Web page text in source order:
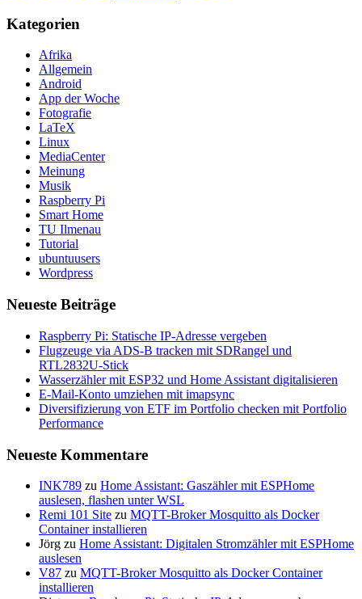
Kategorien
Afrika
Allgemein
Android
App der Woche
Fotografie
LaTeX
Linux
MediaCenter
Meinung
Musik
Raspberry Pi
Smart Home
TU Ilmenau
Tutorial
ubuntuusers
Wordpress
Neueste Beiträge
Raspberry Pi: Statische IP-Adresse vergeben
Flugzeuge via ADS-B tracken mit SDRangel und
RTL2832U-Stick
Wasserzähler mit ESP32 und Home Assistant digitalisieren
E-Mail-Konto umziehen mit imapsync
Diversifizierung von ETF im Portfolio checken mit Portfolio
Performance
Neueste Kommentare
INK789 zu Home Assistant: Gaszähler mit ESPHome
auslesen, flashen unter WSL
Remi 101 Site zu MQTT-Broker Mosquitto als Docker
Container installieren
Jörg zu Home Assistant: Digitalen Stromzähler mit ESPHome
auslesen
V87 zu MQTT-Broker Mosquitto als Docker Container
installieren